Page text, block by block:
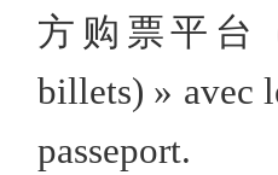
方购票平台
billets) » avec
passeport.